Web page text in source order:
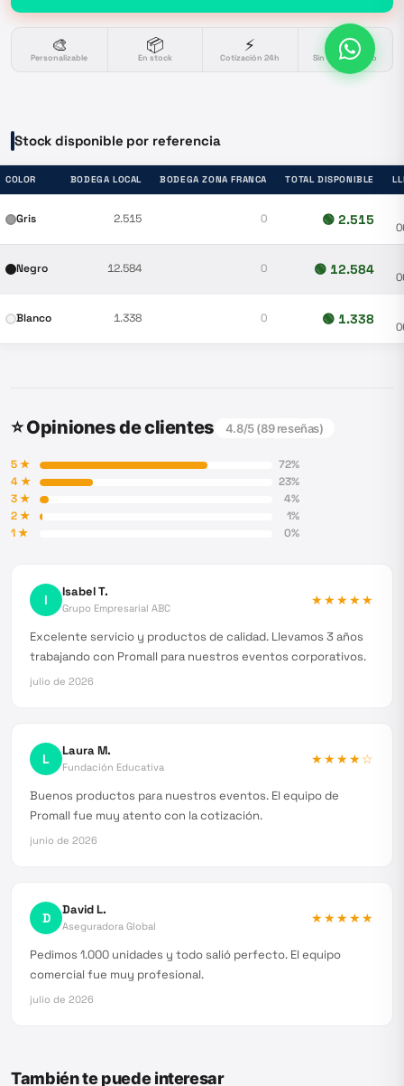
🎨
Personalizable
📦
En stock
⚡
Cotización 24h
🔒
Sin compromiso
Stock disponible por referencia
COLOR BODEGA LOCAL BODEGA ZONA FRANCA TOTAL DISPONIBLE
Gris 2.515 0 🟢 2.515
Negro 12.584 0 🟢 12.584
Blanco 1.338 0 🟢 1.338
⭐ Opiniones de clientes 4.8/5 (89reseñas)
5★ 72%
4★ 23%
3★ 4%
2★ 1%
1★ 0%
I Isabel T.
Grupo Empresarial ABC
★★★★★
Excelente servicio y productos de calidad. Llevamos 3 años
trabajando con Promall para nuestros eventos corporativos.
julio de 2026
L Laura M.
Fundación Educativa
★★★★☆
Buenos productos para nuestros eventos. El equipo de
Promall fue muy atento con la cotización.
junio de 2026
D David L.
Aseguradora Global
★★★★★
Pedimos 1.000 unidades y todo salió perfecto. El equipo
comercial fue muy profesional.
julio de 2026
También te puede interesar